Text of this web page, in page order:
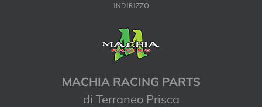
INDIRIZZO
MACHIA RACING PARTS
di Terraneo Prisca